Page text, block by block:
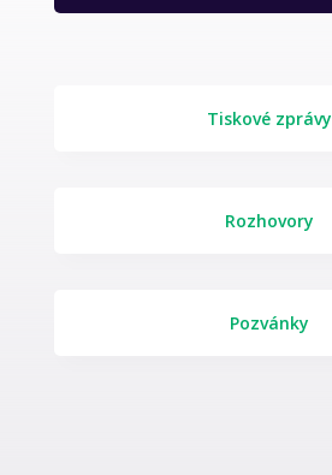
Tiskové zprávy
Rozhovory
Pozvánky